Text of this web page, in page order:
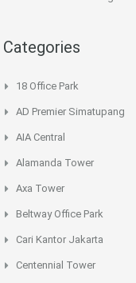
Categories
18 Office Park
AD Premier Simatupang
AIA Central
Alamanda Tower
Axa Tower
Beltway Office Park
Cari Kantor Jakarta
Centennial Tower